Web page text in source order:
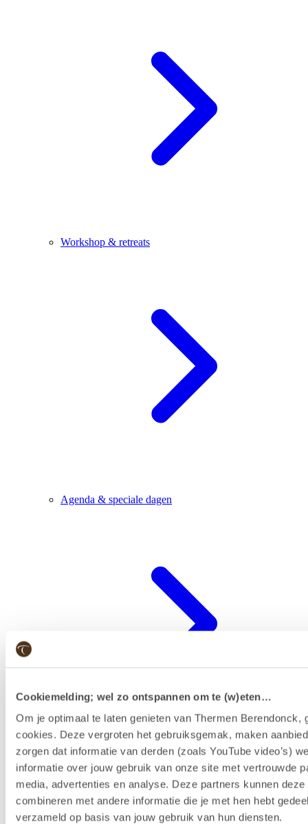
Cookiemelding; wel zo ontspannen om te (w)eten…
Om je optimaal te laten genieten van Thermen Berendonck,
cookies. Deze vergroten het gebruiksgemak, maken
zorgen dat informatie van derden (zoals YouTube video’s)
informatie over jouw gebruik van onze site met vertrouwde
media, advertenties en analyse. Deze partners kunnen deze
combineren met andere informatie die je met hen hebt
verzameld op basis van jouw gebruik van hun diensten.
Workshop & retreats
Agenda & speciale dagen
Badenkaart kopen & reserveren